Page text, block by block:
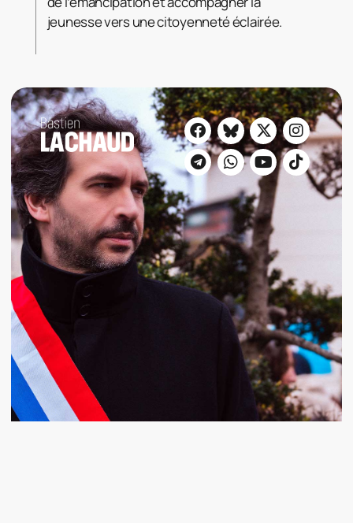
jeunesse vers une citoyenneté éclairée.